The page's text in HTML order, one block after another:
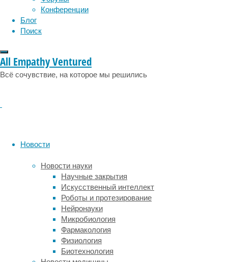
Конференции
Блог
Поиск
All Empathy Ventured
Всё сочувствие, на которое мы решились
Новости
Новости науки
Научные закрытия
Искусственный интеллект
Роботы и протезирование
Нейронауки
Микробиология
Фармакология
Физиология
Биотехнология
нейронов
такие
как
отметил
Александр
Чеслер,
ведущий
автор
исследования
и
главный
исследователь